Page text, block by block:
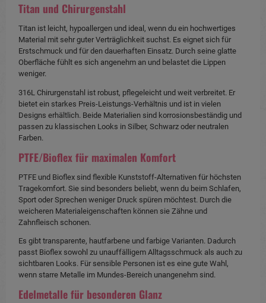
Titan und Chirurgenstahl
Titan ist leicht, hypoallergen und ideal, wenn du ein hochwertiges
Material mit sehr guter Verträglichkeit suchst. Es eignet sich für
Erstschmuck und für den dauerhaften Einsatz. Durch seine glatte
Oberfläche fühlt es sich angenehm an und belastet die Lippen
weniger.
316L Chirurgenstahl ist robust, pflegeleicht und weit verbreitet. Er
bietet ein starkes Preis-Leistungs-Verhältnis und ist in vielen
Designs erhältlich. Beide Materialien sind korrosionsbeständig und
passen zu klassischen Looks in Silber, Schwarz oder neutralen
Farben.
PTFE/Bioflex für maximalen Komfort
PTFE und Bioflex sind flexible Kunststoff-Alternativen für höchsten
Tragekomfort. Sie sind besonders beliebt, wenn du beim Schlafen,
Sport oder Sprechen weniger Druck spüren möchtest. Durch die
weicheren Materialeigenschaften können sie Zähne und
Zahnfleisch schonen.
Es gibt transparente, hautfarbene und farbige Varianten. Dadurch
passt Bioflex sowohl zu unauffälligem Alltagsschmuck als auch zu
sichtbaren Looks. Für sensible Personen ist es eine gute Wahl,
wenn starre Metalle im Mundes-Bereich unangenehm sind.
Edelmetalle für besonderen Glanz